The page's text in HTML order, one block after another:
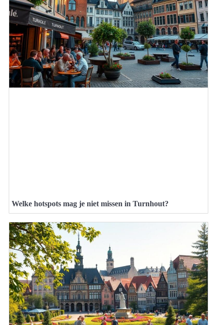
Welke hotspots mag je niet missen in Turnhout?